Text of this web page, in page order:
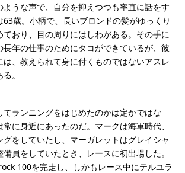
ような声で、自分を抑えつつも率直に話をす
歳。小柄で、長いブロンドの髪がゆっくり
ており、目の周りにはしわがある。その手に
長年の仕事のためにタコができているが、彼
、教えられて身に付くものではないアスレ
。
てランニングをはじめたのかは定かではな
に身近にあったのだ。マークは海軍時代、
グをしていたし、マーガレットはグレイシャ
員をしていたとき、レースに初出場した。
100を完走し、しかもレース中にテルユラ